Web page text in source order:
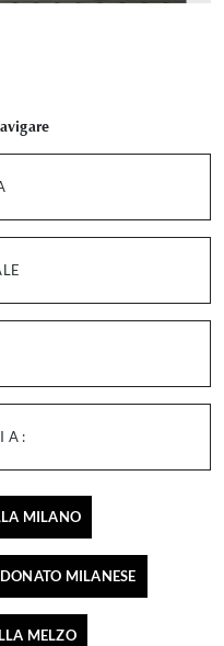
A :
MILANO
MILANESE
MELZO